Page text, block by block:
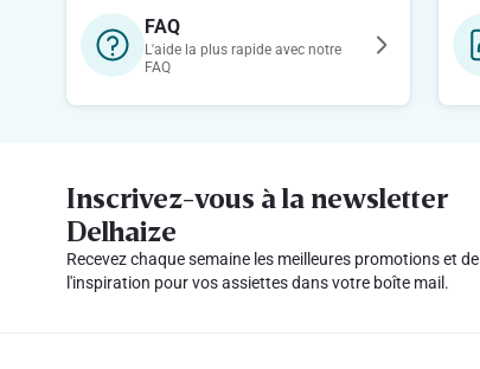
FAQ
L'aide la plus rapide avec notre
FAQ
Inscrivez-vous à la newsletter
Delhaize
Recevez chaque semaine les meilleures promotions et de
l'inspiration pour vos assiettes dans votre boîte mail.